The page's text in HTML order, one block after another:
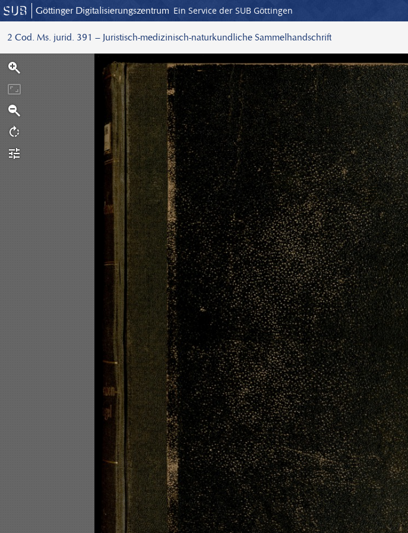
Göttinger Digitalisierungszentrum Ein Service der SUB Göttingen
2 Cod. Ms. jurid. 391 – Juristisch-medizinisch-naturkundliche Sammelhandschrift